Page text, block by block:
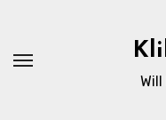
content
Will